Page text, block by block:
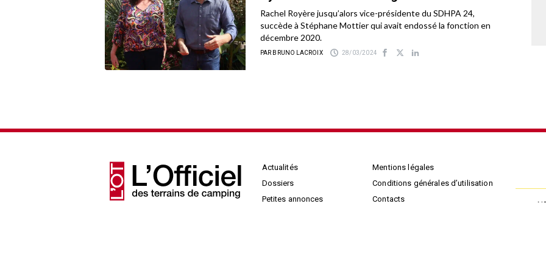
Rachel Royère jusqu’alors vice-présidente du SDHPA 24,
succède à Stéphane Mottier qui avait endossé la fonction en
décembre 2020.
PAR BRUNO LACROIX 28/03/2024
Actualités
Dossiers
Petites annonces
Mentions légales
Conditions générales d’utilisation
Contacts